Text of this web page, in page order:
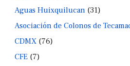
Aguas Huixquilucan (31)
Asociación de Colonos de
CDMX (76)
CFE (7)